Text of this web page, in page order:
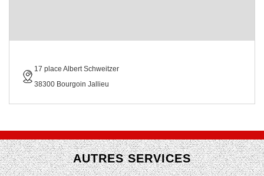
17 place Albert Schweitzer
38300 Bourgoin Jallieu
AUTRES SERVICES